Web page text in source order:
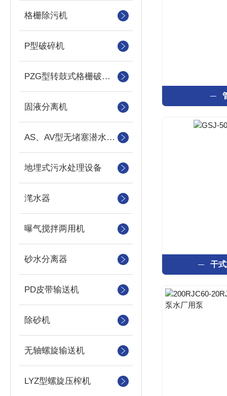
格栅除污机
P型破碎机
PZG型转鼓式格栅破碎机
固液分离机
AS、AV型无堵塞潜水吸砂泵
地埋式污水处理设备
滗水器
曝气搅拌两用机
砂水分离器
PD皮带输送机
除砂机
无轴螺旋输送机
LYZ型螺旋压榨机
干